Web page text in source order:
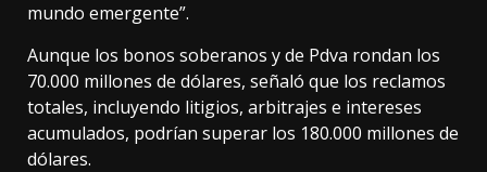
mundo emergente”.
Aunque los bonos soberanos y de Pdva rondan los
70.000 millones de dólares, señaló que los reclamos
totales, incluyendo litigios, arbitrajes e intereses
acumulados, podrían superar los 180.000 millones de
dólares.